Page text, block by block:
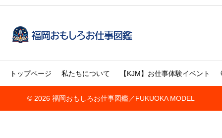
トップページ 私たちについて 【KJM】お仕事体験イベント
© 2026 福岡おもしろお仕事図鑑／FUKUOKA MODEL